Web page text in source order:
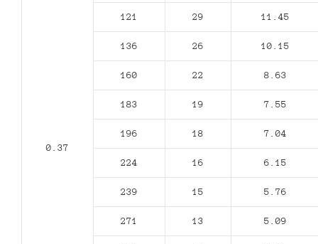
0.37
121 29 11.45
136 26 10.15
160 22 8.63
183 19 7.55
196 18 7.04
224 16 6.15
239 15 5.76
271 13 5.09